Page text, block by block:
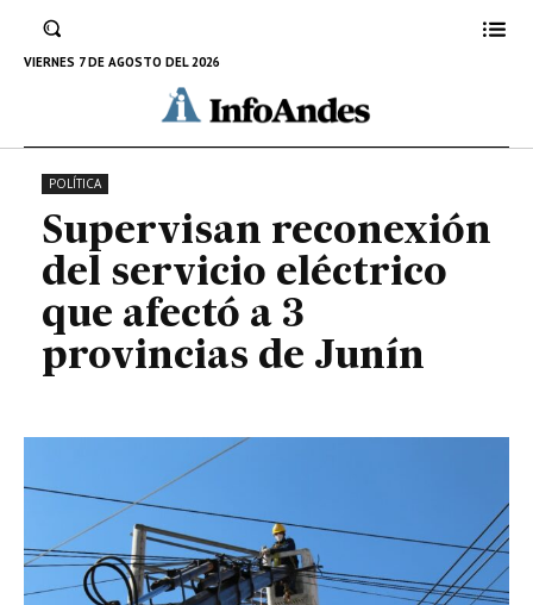
VIERNES 7 DE AGOSTO DEL 2026
servicio eléctrico que afectó a 3
provincias de Junín
7 DE OCTUBRE DE 2023
POLÍTICA
Supervisan reconexión
del servicio eléctrico
que afectó a 3
provincias de Junín